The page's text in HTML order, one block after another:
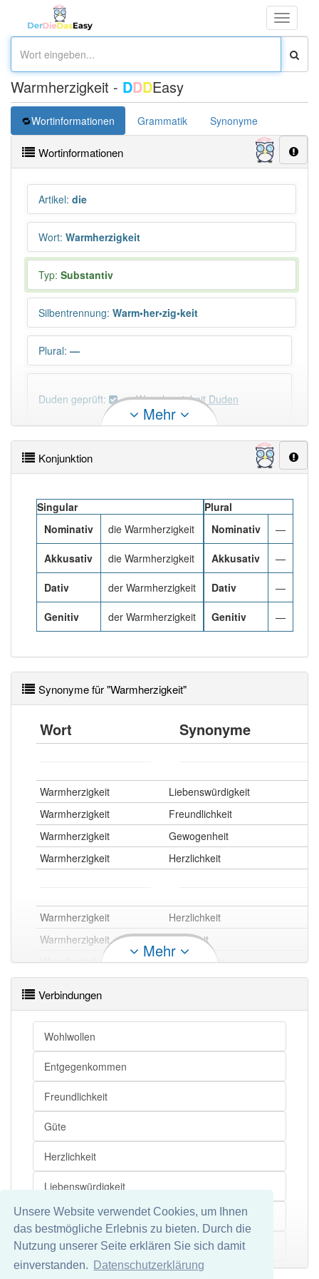
Unsere Website verwendet Cookies, um Ihnen
das bestmögliche Erlebnis zu bieten. Durch die
Nutzung unserer Seite erklären Sie sich damit
einverstanden.
Datenschutzerklärung
Toggle
Warmherzigkeit - DDDEasy
Wortinformationen Grammatik Synonyme
Wortinformationen
Artikel: die
Wort: Warmherzigkeit
Typ: Substantiv
Silbentrennung: Warm•her•zig•keit
Plural: —
Duden geprüft: Warmherzigkeit Duden
×
Wörter, die mit "-keit" enden, haben fast immer
DER:0
DIE:2 313
DAS:0
PowerIndex:
Häufigkeit: 4 von 10
Wörter mit Endung-warmherzigkeit: 1
Wörter mit Endung-warmherzigkeitaber mit einem
anderen Artikel
Mehr
Konjunktion
Singular
Nominativ
die Warmherzigkeit
Akkusativ die Warmherzigkeit
Dativ der Warmherzigkeit
Genitiv der Warmherzigkeit
Plural
Nominativ
—
Akkusativ —
Dativ —
Genitiv —
Synonyme für "Warmherzigkeit"
Wort Synonyme
Warmherzigkeit
Liebenswürdigkeit
Warmherzigkeit
Freundlichkeit
Warmherzigkeit
Gewogenheit
Warmherzigkeit
Herzlichkeit
Warmherzigkeit
Herzlichkeit
Warmherzigkeit
Gütigkeit
Warmherzigkeit
Herzensgüte
Warmherzigkeit
Warmherzigkeit
Indulgenz
Warmherzigkeit
Warmherzigkeit
Warmherzigkeit
Mildtätigkeit
Warmherzigkeit
Milde
Warmherzigkeit
Warmherzigkeit openthesaurus
Mehr
Verbindungen
Wohlwollen
Entgegenkommen
Freundlichkeit
Güte
Herzlichkeit
Liebenswürdigkeit
Gewogenheit
Herzensgüte Mehr